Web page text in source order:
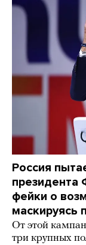
Россия
президента
фейки о
маскируясь
От этой
три крупных